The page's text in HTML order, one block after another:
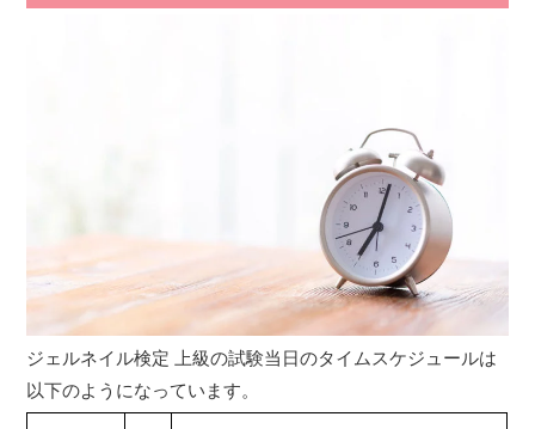
ジェルネイル検定 上級の試験当日のタイムスケジュールは
以下のようになっています。